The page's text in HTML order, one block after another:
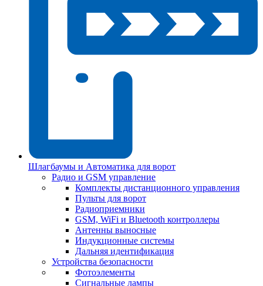
Шлагбаумы и Автоматика для ворот
Радио и GSM управление
Комплекты дистанционного управления
Пульты для ворот
Радиоприемники
GSM, WiFi и Bluetooth контроллеры
Антенны выносные
Индукционные системы
Дальняя идентификация
Устройства безопасности
Фотоэлементы
Сигнальные лампы